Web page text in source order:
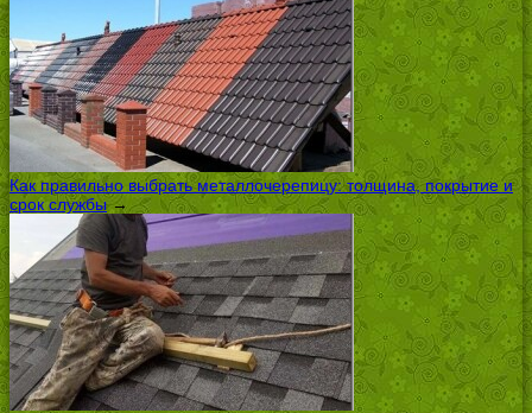
Как правильно выбрать металлочерепицу: толщина, покрытие и
срок службы→